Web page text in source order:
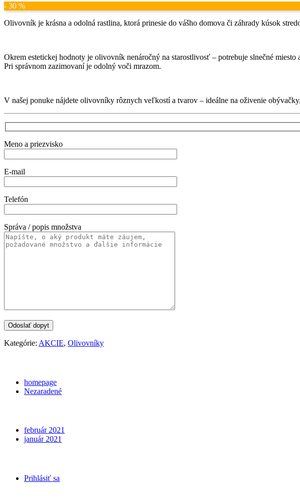
- 30 %
Olivovník je krásna a odolná rastlina, ktorá prinesie do vášho domova či záhrady kúsok
Okrem estetickej hodnoty je olivovník nenáročný na starostlivosť – potrebuje slnečné
Pri správnom zazimovaní je odolný voči mrazom.
V našej ponuke nájdete olivovníky rôznych veľkostí a tvarov – ideálne na oživenie
Meno a priezvisko
E-mail
Telefón
Správa / popis množstva
Kategórie: AKCIE, Olivovníky
homepage
Nezaradené
február 2021
január 2021
Prihlásiť sa